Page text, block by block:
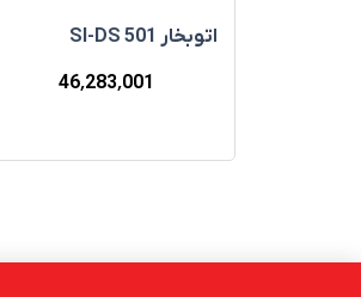
اتوبخار SI-DS 501
46٬283٬001